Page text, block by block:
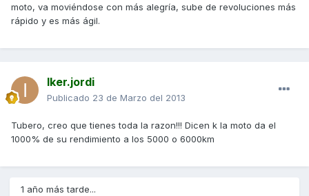
moto, va moviéndose con más alegría, sube de revoluciones más
rápido y es más ágil.
Iker.jordi
Publicado 23 de Marzo del 2013
Tubero, creo que tienes toda la razon!!! Dicen k la moto da el
1000% de su rendimiento a los 5000 o 6000km
1 año más tarde...